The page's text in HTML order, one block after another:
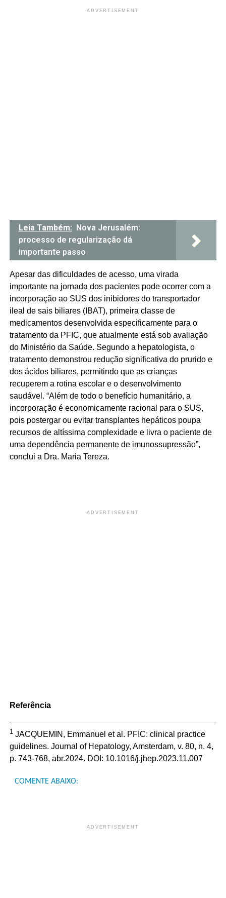
ADVERTISEMENT
Leia Também: Nova Jerusalém:
processo de regularização dá
importante passo
Apesar das dificuldades de acesso, uma virada
importante na jornada dos pacientes pode ocorrer com a
incorporação ao SUS dos inibidores do transportador
ileal de sais biliares (IBAT), primeira classe de
medicamentos desenvolvida especificamente para o
tratamento da PFIC, que atualmente está sob avaliação
do Ministério da Saúde. Segundo a hepatologista, o
tratamento demonstrou redução significativa do prurido e
dos ácidos biliares, permitindo que as crianças
recuperem a rotina escolar e o desenvolvimento
saudável. “Além de todo o benefício humanitário, a
incorporação é economicamente racional para o SUS,
pois postergar ou evitar transplantes hepáticos poupa
recursos de altíssima complexidade e livra o paciente de
uma dependência permanente de imunossupressão”,
conclui a Dra. Maria Tereza.
ADVERTISEMENT
Referência
1 JACQUEMIN, Emmanuel et al. PFIC: clinical practice
guidelines. Journal of Hepatology, Amsterdam, v. 80, n. 4,
p. 743-768, abr.2024. DOI: 10.1016/j.jhep.2023.11.007
COMENTE ABAIXO:
ADVERTISEMENT